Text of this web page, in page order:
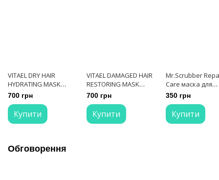
VITAEL DRY HAIR
HYDRATING MASK
Маска зволожуюча
250 мл
700 грн
Купити
VITAEL DAMAGED HAIR
RESTORING MASK
Маска відновлююча
для пошкодженого
волосся 250 мл
700 грн
Купити
Mr.Scrubber
Care маска для
інтенсивного
відновлення
300 мл
350 грн
Купити
Обговорення